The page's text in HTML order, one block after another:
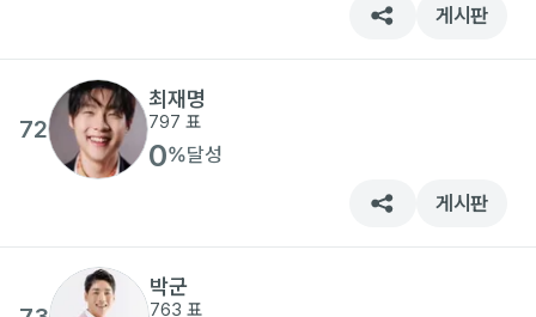
게시판
72
최재명
797 표
0%달성
게시판
박군
763 표